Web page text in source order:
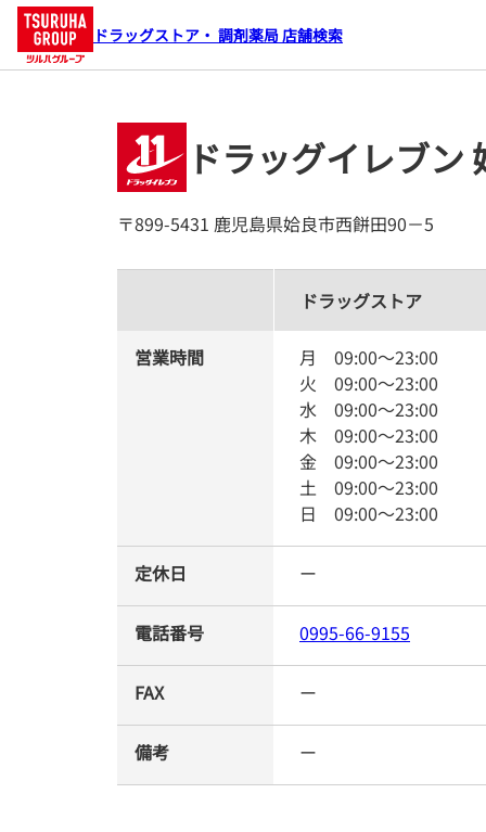
ドラッグストア・ 調剤薬局 店舗検索
ドラッグイレブン
〒899-5431 鹿児島県姶良市西餅田90－5
ドラッグストア
営業時間 月 09:00～23:00
火 09:00～23:00
水 09:00～23:00
木 09:00～23:00
金 09:00～23:00
土 09:00～23:00
日 09:00～23:00
定休日 ー
電話番号 0995-66-9155
FAX ー
備考 ー